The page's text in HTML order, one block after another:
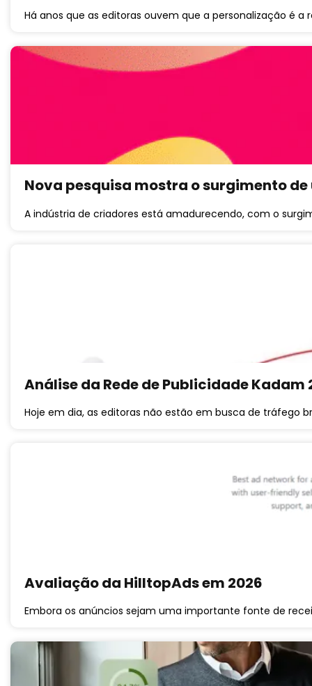
Há anos que as editoras ouvem que a personalização é a
Nova pesquisa mostra o surgimento
A indústria de criadores está amadurecendo, com o
Análise da Rede de Publicidade Kadam
Hoje em dia, as editoras não estão em busca de tráfego
Avaliação da HilltopAds em 2026
Embora os anúncios sejam uma importante fonte de